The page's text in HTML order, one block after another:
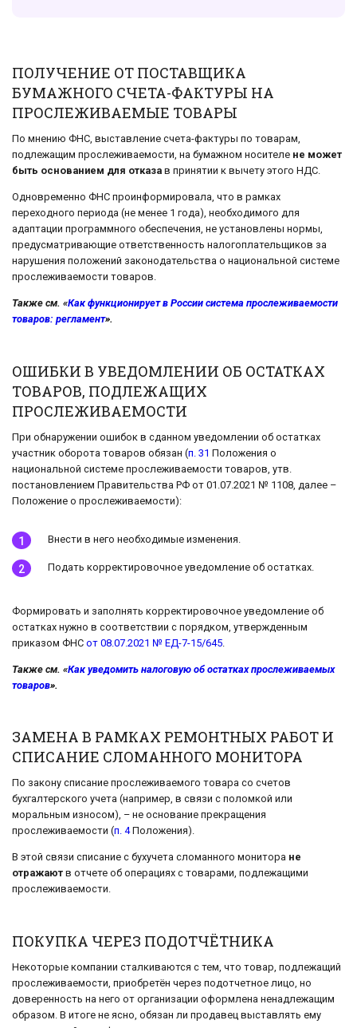
ПОЛУЧЕНИЕ ОТ ПОСТАВЩИКА
БУМАЖНОГО СЧЕТА-ФАКТУРЫ НА
ПРОСЛЕЖИВАЕМЫЕ ТОВАРЫ
По мнению ФНС, выставление счета-фактуры по товарам,
подлежащим прослеживаемости, на бумажном носителе не может
быть основанием для отказа в принятии к вычету этого НДС.
Одновременно ФНС проинформировала, что в рамках
переходного периода (не менее 1 года), необходимого для
адаптации программного обеспечения, не установлены нормы,
предусматривающие ответственность налогоплательщиков за
нарушения положений законодательства о национальной системе
прослеживаемости товаров.
Также см. «Как функционирует в России система прослеживаемости
товаров: регламент».
ОШИБКИ В УВЕДОМЛЕНИИ ОБ ОСТАТКАХ
ТОВАРОВ, ПОДЛЕЖАЩИХ
ПРОСЛЕЖИВАЕМОСТИ
При обнаружении ошибок в сданном уведомлении об остатках
участник оборота товаров обязан (п. 31 Положения о
национальной системе прослеживаемости товаров, утв.
постановлением Правительства РФ от 01.07.2021 № 1108, далее –
Положение о прослеживаемости):
Внести в него необходимые изменения.
Подать корректировочное уведомление об остатках.
Формировать и заполнять корректировочное уведомление об
остатках нужно в соответствии с порядком, утвержденным
приказом ФНС от 08.07.2021 № ЕД-7-15/645
Также см. «Как уведомить налоговую об остатках прослеживаемых
товаров».
ЗАМЕНА В РАМКАХ РЕМОНТНЫХ РАБОТ И
СПИСАНИЕ СЛОМАННОГО МОНИТОРА
По закону списание прослеживаемого товара со счетов
бухгалтерского учета (например, в связи с поломкой или
моральным износом), – не основание прекращения
прослеживаемости (п. 4Положения).
В этой связи списание с бухучета сломанного монитора не
отражают в отчете об операциях с товарами, подлежащими
прослеживаемости.
ПОКУПКА ЧЕРЕЗ ПОДОТЧЁТНИКА
Некоторые компании сталкиваются с тем, что товар, подлежащий
прослеживаемости, приобретён через подотчетное лицо, но
доверенность на него от организации оформлена ненадлежащим
образом. В итоге не ясно, обязан ли продавец выставлять ему